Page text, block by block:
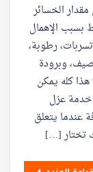
الخسائر
الإهمال
رطوبة،
وبرودة
كله يمكن
خدمة عزل
عندما يتعلق
تختار […]